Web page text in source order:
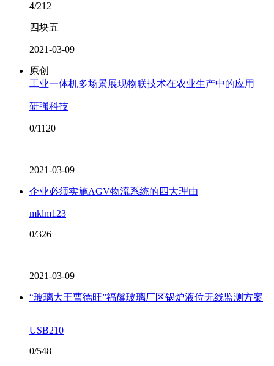
4/212
四块五
2021-03-09
原创
工业一体机多场景展现物联技术在农业生产中的应用
研强科技
0/1120
2021-03-09
企业必须实施AGV物流系统的四大理由
mklm123
0/326
2021-03-09
“玻璃大王曹德旺”福耀玻璃厂区锅炉液位无线监测方案
USB210
0/548